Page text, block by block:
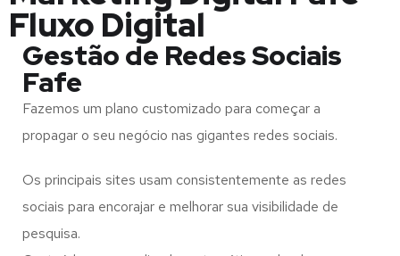
Fluxo Digital
Gestão de Redes Sociais
Fafe
Fazemos um plano customizado para começar a
propagar o seu negócio nas gigantes redes sociais.
Os principais sites usam consistentemente as redes
sociais para encorajar e melhorar sua visibilidade de
pesquisa.